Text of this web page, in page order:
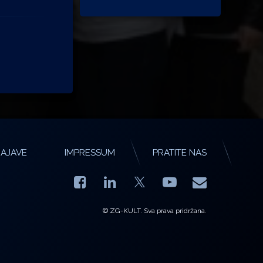
IMPRESSUM PRATITE NAS
Facebook
LinkedIn YouTube
E-mail
© ZG-KULT. Sva prava pridržana.